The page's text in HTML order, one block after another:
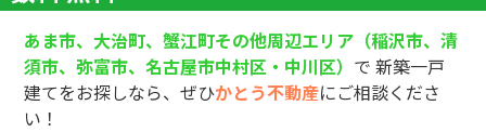
あま市、大治町、蟹江町その他周辺エリア（稲沢市、清
須市、弥富市、名古屋市中村区・中川区） で 新築一戸
建てをお探しなら、ぜひかとう不動産にご相談くださ
い！